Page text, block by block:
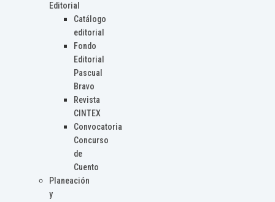
Editorial
Catálogo
editorial
Fondo
Editorial
Pascual
Bravo
Revista
CINTEX
Convocatoria
Concurso
de
Cuento
Planeación
y